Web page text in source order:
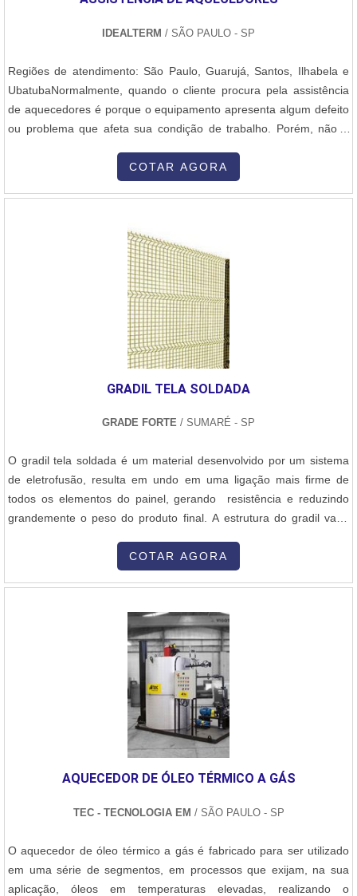
IDEALTERM / SÃO PAULO - SP
Regiões de atendimento: São Paulo, Guarujá, Santos, Ilhabela e
UbatubaNormalmente, quando o cliente procura pela assistência
de aquecedores é porque o equipamento apresenta algum defeito
ou problema que afeta sua condição de trabalho. Porém, não é
preventivos também é fundamental para evitar que o aparelho seja
eficazes e rápidas. A recomendação padrão inclui dois tipos de
situação: os casos em que o equipamento apresenta problemas
relacionados ao seu funcionamento e medidas de prevenção à
ocorrência de problemas, que se enquadram na classificação de
manutenção preventiva. Abaixo é possível verificar, também, quais
as vantagens em contar com o produto: Melhor custo-benefício;
Materiais de qualidade; Profissionais especializados envolvidos;
MERCADOA Ideal Term está no mercado desde os anos 90,
responsável por oferecer ao cliente a venda e assistência técnica
variedade e bons produtos, a empresa tem como objetivo garantir
aos clientes - segurança, confiabilidade e qualidade de serviços -
razão pela qual, sua equipe técnica é periodicamente, treinada
pelos fabricantes, distribuidores e SENAI, acompanhando a
COTAR AGORA
GRADIL TELA SOLDADA
GRADE FORTE / SUMARÉ - SP
O gradil tela soldada é um material desenvolvido por um sistema
de eletrofusão, resulta em undo em uma ligação mais firme de
todos os elementos do painel, gerando resistência e reduzindo
grandemente o peso do produto final. A estrutura do gradil valor
fosfatização, pintura de poliéster aplicada e a galvanização,
COTAR AGORA
AQUECEDOR DE ÓLEO TÉRMICO A GÁS
TEC - TECNOLOGIA EM / SÃO PAULO - SP
O aquecedor de óleo térmico a gás é fabricado para ser utilizado
em uma série de segmentos, em processos que exijam, na sua
aplicação, óleos em temperaturas elevadas, realizando o